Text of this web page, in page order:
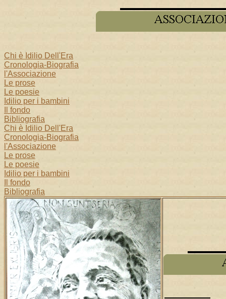
Chi è Idilio Dell'Era
Cronologia-Biografia
l'Associazione
Le prose
Le poesie
Idilio per i bambini
Il fondo
Bibliografia
Chi è Idilio Dell'Era
Cronologia-Biografia
l'Associazione
Le prose
Le poesie
Idilio per i bambini
Il fondo
Bibliografia